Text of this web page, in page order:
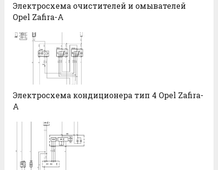
Электросхема очистителей и омывателей
Opel Zafira-A
Электросхема кондиционера тип 4 Opel Zafira-
A